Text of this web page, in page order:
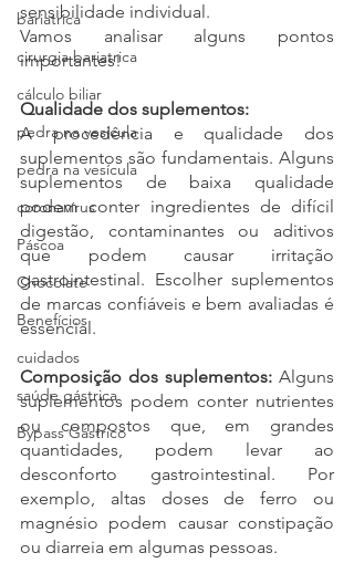
bariatrica
cirurgia bariatrica
cálculo biliar
pedra na vesicula
pedra na vesícula
coronavírus
Páscoa
Chocolate
Benefícios
cuidados
saúde gástrica
Bypass Gástrico
sensibilidade individual.
Vamos analisar alguns pontos
importantes!
Qualidade dos suplementos:
A procedência e qualidade dos
suplementos são fundamentais. Alguns
suplementos de baixa qualidade
podem conter ingredientes de difícil
digestão, contaminantes ou aditivos
que podem causar irritação
gastrointestinal. Escolher suplementos
de marcas confiáveis e bem avaliadas é
essencial.
Composição dos suplementos: Alguns
suplementos podem conter nutrientes
ou compostos que, em grandes
quantidades, podem levar ao
desconforto gastrointestinal. Por
exemplo, altas doses de ferro ou
magnésio podem causar constipação
ou diarreia em algumas pessoas.